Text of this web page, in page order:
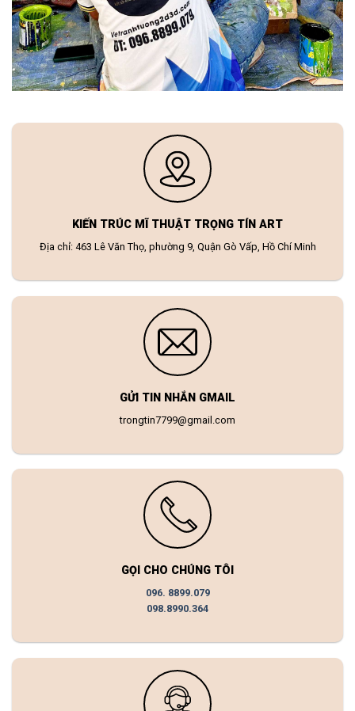
KIẾN TRÚC MĨ THUẬT TRỌNG TÍN ART
Địa chỉ: 463 Lê Văn Thọ, phường 9, Quận Gò Vấp, Hồ Chí Minh
GỬI TIN NHẮN GMAIL
trongtin7799@gmail.com
GỌI CHO CHÚNG TÔI
096. 8899.079
098.8990.364